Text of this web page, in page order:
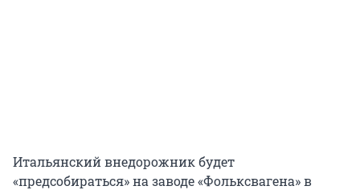
Итальянский внедорожник будет
«предсобираться» на заводе «Фольксвагена» в